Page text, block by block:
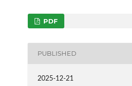
PDF
PUBLISHED
2025-12-21